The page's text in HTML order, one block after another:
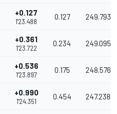
+0.127
1'23.488
0.127 249.793
+0.361
1'23.722
0.234 249.095
+0.536
1'23.897
0.175 248.576
+0.990
1'24.351
0.454 247.238